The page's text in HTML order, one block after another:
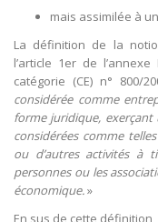
mais assimilée à
La définition de la
l’article 1er de
catégorie (CE) n° 800/
considérée comme
forme juridique,
considérées comme
ou d’autres activités à
personnes ou les
économique.»
En sus de cette